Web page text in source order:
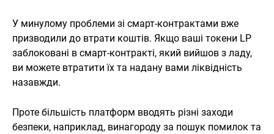
У минулому проблеми зі смарт-контрактами вже
призводили до втрати коштів. Якщо ваші токени LP
заблоковані в смарт-контракті, який вийшов з ладу,
ви можете втратити їх та надану вами ліквідність
назавжди.
Проте більшість платформ вводять різні заходи
безпеки, наприклад, винагороду за пошук помилок та